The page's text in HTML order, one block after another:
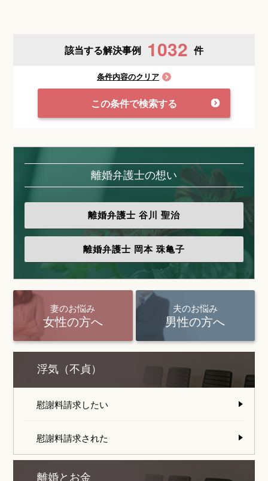
該当する解決事例 1032 件
条件内容のクリア
この条件で検索する
離婚弁護士の想い
離婚弁護士 谷川 聖治
離婚弁護士 岡本 珠亀子
妻のお悩み
女性の方へ
夫のお悩み
男性の方へ
浮気（不貞）
慰謝料請求したい
慰謝料請求された
離婚とお金